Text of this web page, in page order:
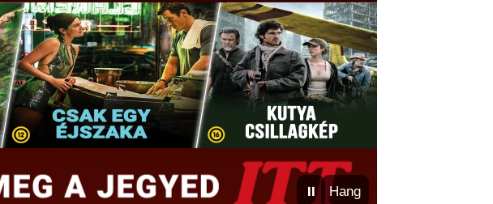
⏸ Hang